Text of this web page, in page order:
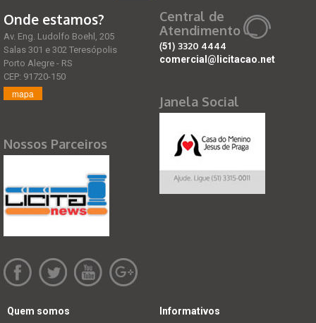
Onde estamos?
Av. Eng. Ludolfo Boehl, 205
Salas 301 e 302 Teresópolis
Porto Alegre - RS
CEP: 91720-150
mapa
Nossos Parceiros
Central de
Atendimento
(51) 3320 4444
comercial@licitacao.net
Janela Social
Quem somos Informativos